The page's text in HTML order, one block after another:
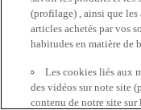
(profilage) , ainsi que les
articles achetés par vos
habitudes en matière de
Les cookies liés aux
des vidéos sur note site
contenu de notre site